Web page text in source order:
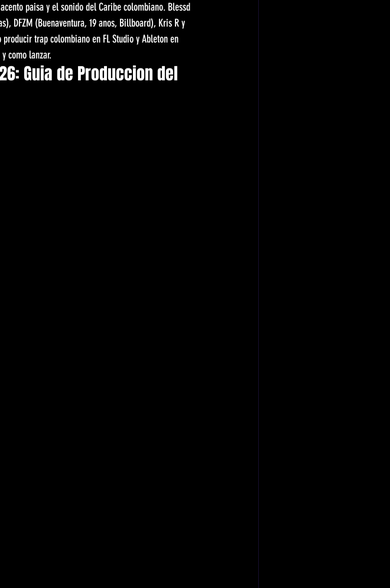
paisa y el sonido del Caribe colombiano. Blessd
DFZM (Buenaventura, 19 anos, Billboard), Kris R y
trap colombiano en FL Studio y Ableton en
como lanzar.
Guia de Produccion del